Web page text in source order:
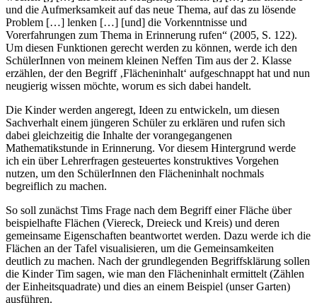
und die Aufmerksamkeit auf das neue Thema, auf das zu lösende
Problem […] lenken […] [und] die Vorkenntnisse und
Vorerfahrungen zum Thema in Erinnerung rufen“ (2005, S. 122).
Um diesen Funktionen gerecht werden zu können, werde ich den
SchülerInnen von meinem kleinen Neffen Tim aus der 2. Klasse
erzählen, der den Begriff ‚Flächeninhalt‘ aufgeschnappt hat und nun
neugierig wissen möchte, worum es sich dabei handelt.
Die Kinder werden angeregt, Ideen zu entwickeln, um diesen
Sachverhalt einem jüngeren Schüler zu erklären und rufen sich
dabei gleichzeitig die Inhalte der vorangegangenen
Mathematikstunde in Erinnerung. Vor diesem Hintergrund werde
ich ein über Lehrerfragen gesteuertes konstruktives Vorgehen
nutzen, um den SchülerInnen den Flächeninhalt nochmals
begreiflich zu machen.
So soll zunächst Tims Frage nach dem Begriff einer Fläche über
beispielhafte Flächen (Viereck, Dreieck und Kreis) und deren
gemeinsame Eigenschaften beantwortet werden. Dazu werde ich die
Flächen an der Tafel visualisieren, um die Gemeinsamkeiten
deutlich zu machen. Nach der grundlegenden Begriffsklärung sollen
die Kinder Tim sagen, wie man den Flächeninhalt ermittelt (Zählen
der Einheitsquadrate) und dies an einem Beispiel (unser Garten)
ausführen.